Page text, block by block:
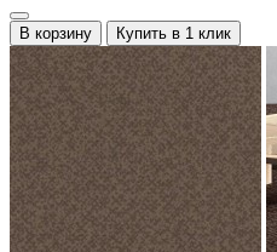
В корзину Купить в 1 клик